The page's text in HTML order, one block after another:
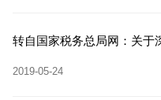
转自国家税务总局网：关于
2019-05-24